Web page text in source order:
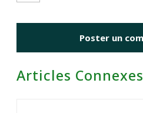
Articles Connexes